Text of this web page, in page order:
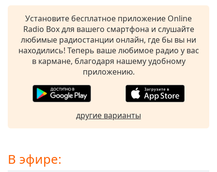
descriptions
off,
selected
subtitles
settings ,
settings
subtitles
off,
Установите бесплатное приложение Online
Radio Box для вашего смартфона и слушайте
любимые радиостанции онлайн, где бы вы ни
находились! Теперь ваше любимое радио у вас
в кармане, благодаря нашему удобному
приложению.
другие варианты
В эфире: